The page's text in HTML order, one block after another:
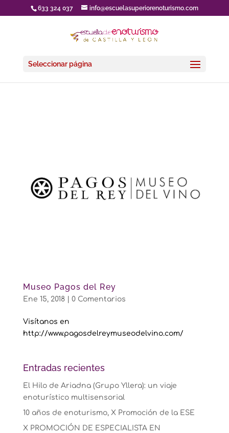
633 324 037 info@escuelasuperiorenoturismo.com
Seleccionar página
Museo Pagos del Rey
Ene 15, 2018| 0 Comentarios
Visítanos en
http://www.pagosdelreymuseodelvino.com/
Entradas recientes
El Hilo de Ariadna (Grupo Yllera): un viaje
enoturístico multisensorial
10 años de enoturismo, X Promoción de la ESE
X PROMOCIÓN DE ESPECIALISTA EN